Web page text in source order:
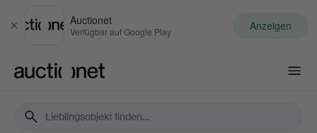
Schließen
Auctionet
Verfügbar auf Google Play Anzeigen